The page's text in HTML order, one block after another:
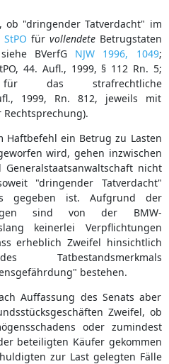
ob "dringender Tatverdacht" im
für vollendeteBetrugstaten
BVerfG NJW 1996, 1049;
44. Aufl., 1999, § 112 Rn. 5;
das strafrechtliche
1999, Rn. 812, jeweils mit
Haftbefehl ein Betrug zu Lasten
wird, gehen inzwischen
nicht
"dringender Tatverdacht"
gegeben ist. Aufgrund der
sind von der BMW-
keinerlei Verpflichtungen
erheblich Zweifel hinsichtlich
bestehen.
Auffassung des Senats aber
Zweifel, ob
oder zumindest
beteiligten Käufer gekommen
zur Last gelegten Fälle